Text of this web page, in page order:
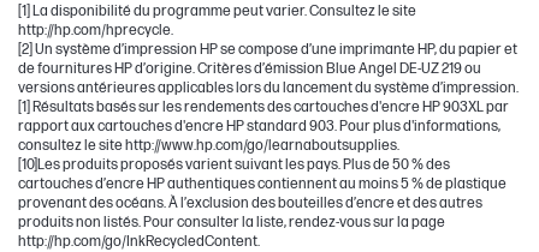
[1] La disponibilité du programme peut varier. Consultez le site
http://hp.com/hprecycle.
[2] Un système d’impression HP se compose d’une imprimante HP, du papier et
de fournitures HP d’origine. Critères d’émission Blue Angel DE-UZ 219 ou
versions antérieures applicables lors du lancement du système d’impression.
[1] Résultats basés sur les rendements des cartouches d'encre HP 903XL par
rapport aux cartouches d'encre HP standard 903. Pour plus d'informations,
consultez le site http://www.hp.com/go/learnaboutsupplies.
[10]Les produits proposés varient suivant les pays. Plus de 50 % des
cartouches d’encre HP authentiques contiennent au moins 5 % de plastique
provenant des océans. À l’exclusion des bouteilles d’encre et des autres
produits non listés. Pour consulter la liste, rendez-vous sur la page
http://hp.com/go/InkRecycledContent.